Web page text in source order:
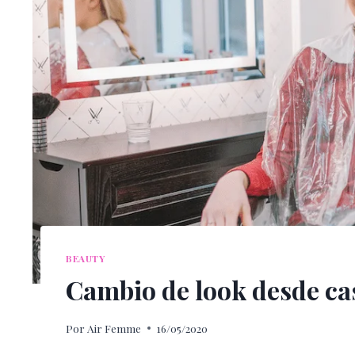
BEAUTY
Cambio de look desde
Por Air Femme 16/05/2020